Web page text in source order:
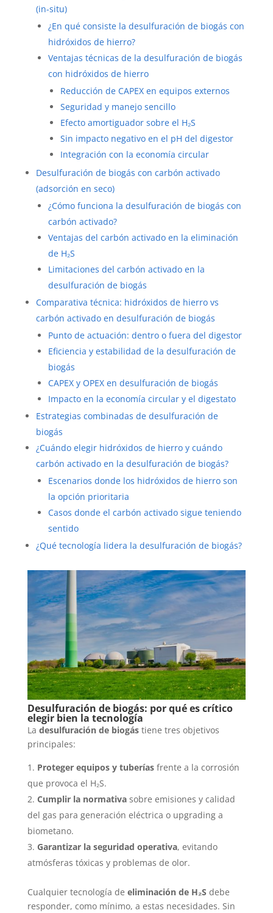
(in-situ)
¿En qué consiste la desulfuración de biogás con
hidróxidos de hierro?
Ventajas técnicas de la desulfuración de biogás
con hidróxidos de hierro
Reducción de CAPEX en equipos externos
Seguridad y manejo sencillo
Efecto amortiguador sobre el H₂S
Sin impacto negativo en el pH del digestor
Integración con la economía circular
Desulfuración de biogás con carbón activado
(adsorción en seco)
¿Cómo funciona la desulfuración de biogás con
carbón activado?
Ventajas del carbón activado en la eliminación
de H₂S
Limitaciones del carbón activado en la
desulfuración de biogás
Comparativa técnica: hidróxidos de hierro vs
carbón activado en desulfuración de biogás
Punto de actuación: dentro o fuera del digestor
Eficiencia y estabilidad de la desulfuración de
biogás
CAPEX y OPEX en desulfuración de biogás
Impacto en la economía circular y el digestato
Estrategias combinadas de desulfuración de
biogás
¿Cuándo elegir hidróxidos de hierro y cuándo
carbón activado en la desulfuración de biogás?
Escenarios donde los hidróxidos de hierro son
la opción prioritaria
Casos donde el carbón activado sigue teniendo
sentido
¿Qué tecnología lidera la desulfuración de biogás?
Desulfuración de biogás: por qué es crítico
elegir bien la tecnología
La desulfuración de biogástiene tres objetivos
principales:
Proteger equipos y tuberíasfrente a la corrosión
que provoca el H₂S.
Cumplir la normativasobre emisiones y calidad
del gas para generación eléctrica o upgrading a
biometano.
Garantizar la seguridad operativa, evitando
atmósferas tóxicas y problemas de olor.
Cualquier tecnología de eliminación de H₂S debe
responder, como mínimo, a estas necesidades. Sin